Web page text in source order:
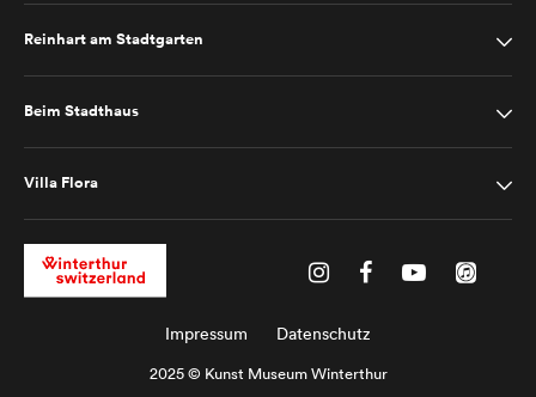
Reinhart am Stadtgarten
Beim Stadthaus
Villa Flora
Impressum Datenschutz
2025 © Kunst Museum Winterthur